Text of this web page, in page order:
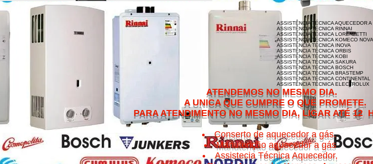
ASSISTÊNCIA TÉCNICA AQUECEDOR A
ASSISTÊNCIA TÉCNICA RINNAI
ASSISTÊNCIA TÉCNICA LORENZETTI
ASSISTÊNCIA TÉCNICA KOMECO NOVA
ASSISTÊNCIA TÉCNICA INOVA
ASSISTÊNCIA TÉCNICA ORBIS
ASSISTÊNCIA TÉCNICA KOBI
ASSISTÊNCIA TÉCNICA SAKURA
ASSISTÊNCIA TÉCNICA BOSCH
ASSISTÊNCIA TÉCNICA BRASTEMP
ASSISTÊNCIA TÉCNICA CONTINENTAL
ASSISTÊNCIA TÉCNICA ELECTROLUX
ATENDEMOS NO MESMO DIA.
A UNICA QUE CUMPRE O QUE PROMETE.
PARA ATENDIMENTO NO MESMO DIA, LIGAR ATÉ 12
Conserto de aquecedor a gás.
Manutenção aquecedor a gás
Assistecia Técnica Aquecedor,